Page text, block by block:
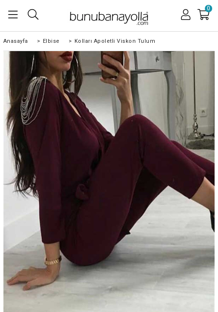
0
Anasayfa > Elbise > Kolları Apoletli Viskon Tulum